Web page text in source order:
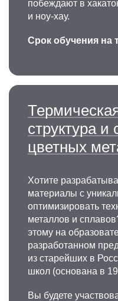
побеждают в
и ноу-хау.
Срок обучения на
структура и
цветных
Хотите
материалы с
оптимизировать
металлов и
этому на
разработанном
из старейших в
школ (основана в
Вы будете